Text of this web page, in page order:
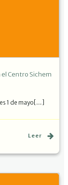
el Centro Sichem
1 de mayo[…]
Leer